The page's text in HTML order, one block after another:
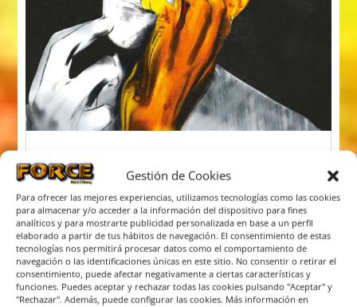
Gestión de Cookies
Para ofrecer las mejores experiencias, utilizamos tecnologías como las cookies
para almacenar y/o acceder a la información del dispositivo para fines
analíticos y para mostrarte publicidad personalizada en base a un perfil
elaborado a partir de tus hábitos de navegación. El consentimiento de estas
tecnologías nos permitirá procesar datos como el comportamiento de
navegación o las identificaciones únicas en este sitio. No consentir o retirar el
consentimiento, puede afectar negativamente a ciertas características y
funciones. Puedes aceptar y rechazar todas las cookies pulsando "Aceptar" y
"Rechazar". Además, puede configurar las cookies. Más información en
Crítica MICHAEL SCHENKER GROUP “Don´t
Sell Your Soul”
porMariano Crespo|Oct 7, 2025|Lanzamientos
Afortunadamente, como si fuera una sana
costumbre y muy puntualmente, el inimitable
guitarrista alemán Michael Schenker, vuelve a
editar una nueva producción de estudio. Ya sea en
solitario o junto al afamado MSG, el músico no se